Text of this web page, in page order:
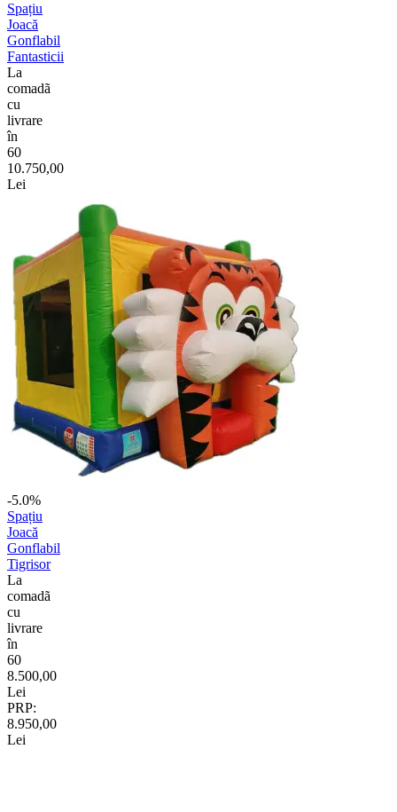
Spațiu
Joacă
Gonflabil
Fantasticii
La
comadã
cu
livrare
în
60
10.750,00
Lei
-5.0%
Spațiu
Joacă
Gonflabil
Tigrisor
La
comadã
cu
livrare
în
60
8.500,00
Lei
PRP:
8.950,00
Lei